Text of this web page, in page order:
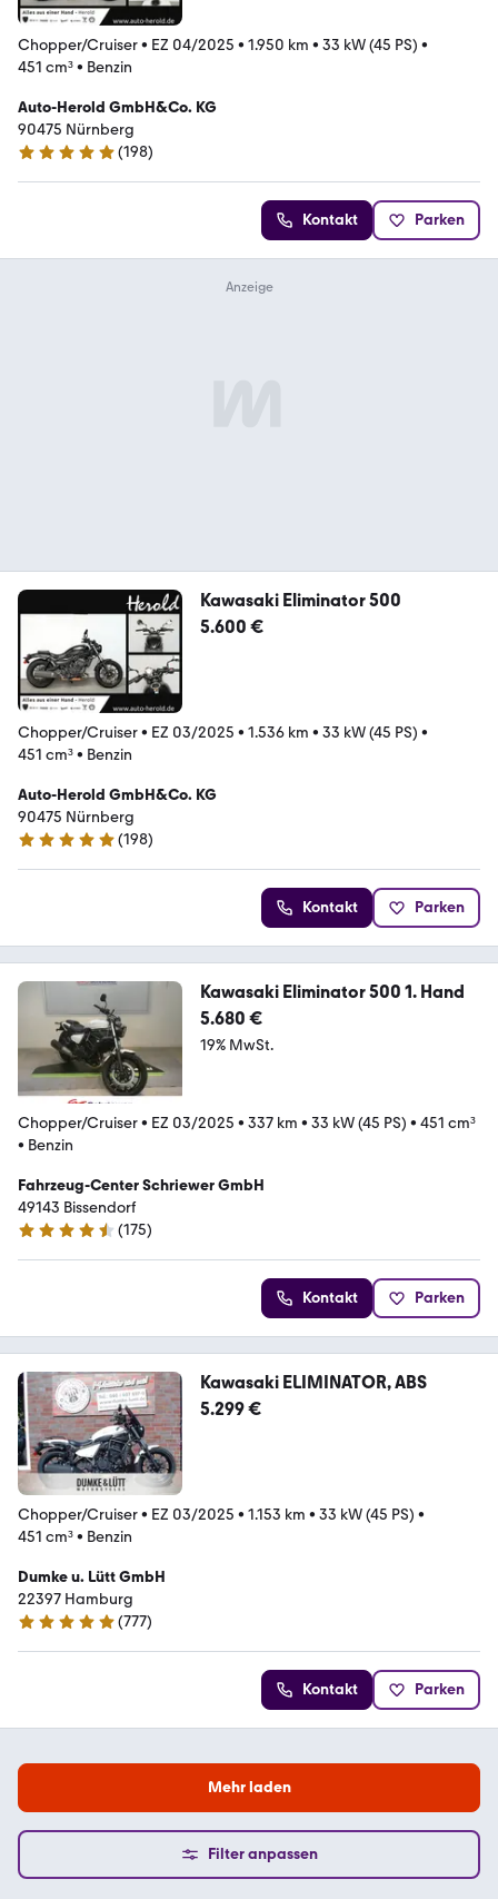
Chopper/Cruiser• EZ 04/2025 • 1.950 km • 33 kW (45 PS) •
451 cm³• Benzin
Auto-Herold GmbH&Co. KG
90475 Nürnberg
4.9 Sterne
(198)
Kontakt Parken
Kawasaki Eliminator 500
5.600 €
Chopper/Cruiser• EZ 03/2025 • 1.536 km • 33 kW (45 PS) •
451 cm³• Benzin
Auto-Herold GmbH&Co. KG
90475 Nürnberg
4.9 Sterne
(198)
Kontakt Parken
Kawasaki Eliminator 500 1. Hand
5.680 €
19% MwSt.
Chopper/Cruiser• EZ 03/2025 • 337 km • 33 kW (45 PS) • 451 cm³
• Benzin
Fahrzeug-Center Schriewer GmbH
49143 Bissendorf
4.7 Sterne
(175)
Kontakt Parken
Kawasaki ELIMINATOR, ABS
5.299 €
Chopper/Cruiser• EZ 03/2025 • 1.153 km • 33 kW (45 PS) •
451 cm³• Benzin
Dumke u. Lütt GmbH
22397 Hamburg
4.9 Sterne
(777)
Kontakt Parken
Mehr laden
Filter anpassen